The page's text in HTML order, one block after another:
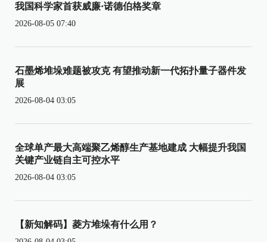
我国科学家首获威廉·诺德伯格奖章
2026-08-05 07:40
石墨烯堆垛难题被攻克 有望推动新一代拓扑量子器件发
展
2026-08-04 03:05
全球单产最大高端聚乙烯醇生产基地建成 大幅提升我国
关键产业链自主可控水平
2026-08-04 03:05
【新知解码】菱方堆垛有什么用？